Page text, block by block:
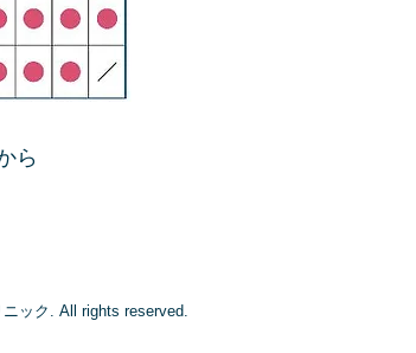
ら
ック. All rights reserved.